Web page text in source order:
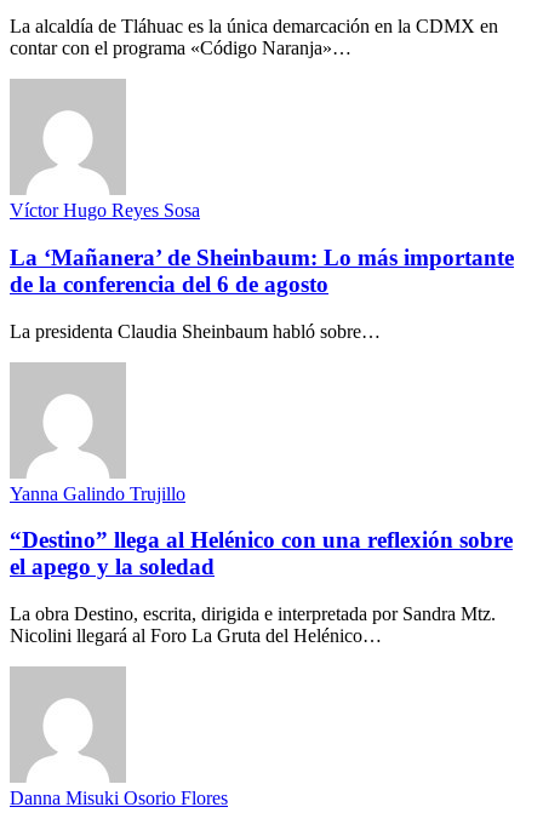
La alcaldía de Tláhuac es la única demarcación en la CDMX en
contar con el programa «Código Naranja»…
Víctor Hugo Reyes Sosa
La ‘Mañanera’ de Sheinbaum: Lo más importante
de la conferencia del 6 de agosto
La presidenta Claudia Sheinbaum habló sobre…
Yanna Galindo Trujillo
“Destino” llega al Helénico con una reflexión sobre
el apego y la soledad
La obra Destino, escrita, dirigida e interpretada por Sandra Mtz.
Nicolini llegará al Foro La Gruta del Helénico…
Danna Misuki Osorio Flores